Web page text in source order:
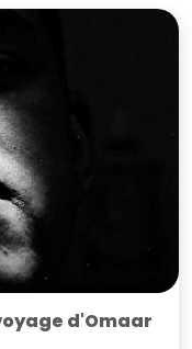
d'Omaar